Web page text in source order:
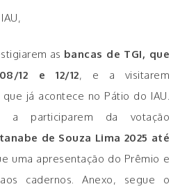
as bancas de TGI, que
12 e 12/12, e a visitarem
que já acontece no Pátio do IAU.
a participarem da votação
de Souza Lima 2025 até
uma apresentação do Prêmio e
cadernos. Anexo, segue o